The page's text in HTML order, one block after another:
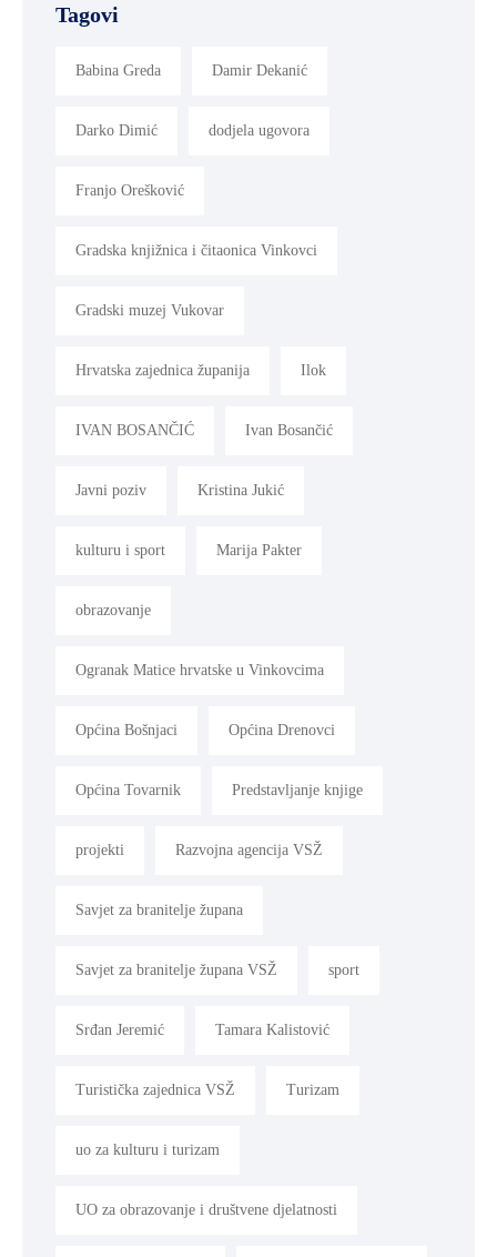
Tagovi
Babina Greda Damir Dekanić
Darko Dimić dodjela ugovora
Franjo Orešković
Gradska knjižnica i čitaonica Vinkovci
Gradski muzej Vukovar
Hrvatska zajednica županija Ilok
IVAN BOSANČIĆ Ivan Bosančić
Javni poziv Kristina Jukić
kulturu i sport Marija Pakter
obrazovanje
Ogranak Matice hrvatske u Vinkovcima
Općina Bošnjaci Općina Drenovci
Općina Tovarnik Predstavljanje knjige
projekti Razvojna agencija VSŽ
Savjet za branitelje župana
Savjet za branitelje župana VSŽ sport
Srđan Jeremić Tamara Kalistović
Turistička zajednica VSŽ Turizam
uo za kulturu i turizam
UO za obrazovanje i društvene djelatnosti